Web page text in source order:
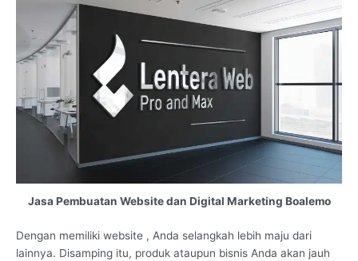
Jasa Pembuatan Website dan Digital Marketing Boalemo
Dengan memiliki website , Anda selangkah lebih maju dari
lainnya. Disamping itu, produk ataupun bisnis Anda akan jauh